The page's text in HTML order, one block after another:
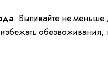
. Выпивайте не
обезвоживания,